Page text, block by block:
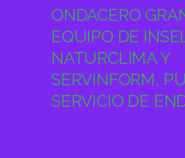
ONDACERO
EQUIPO DE
NATURCLIMA Y
SERVINFORM,
SERVICIO DE